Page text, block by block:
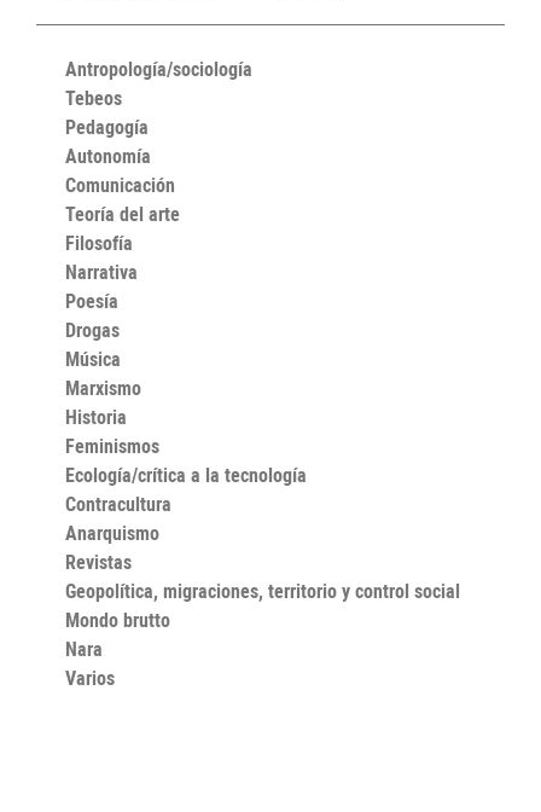
Antropología/sociología
Tebeos
Pedagogía
Autonomía
Comunicación
Teoría del arte
Filosofía
Narrativa
Poesía
Drogas
Música
Marxismo
Historia
Feminismos
Ecología/crítica a la tecnología
Contracultura
Anarquismo
Revistas
Geopolítica, migraciones, territorio y control social
Mondo brutto
Nara
Varios